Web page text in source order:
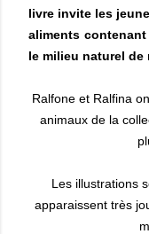
livre invite les
aliments
le milieu naturel de
Ralfone et Ralfina
animaux de la
Les illustrations
apparaissent très